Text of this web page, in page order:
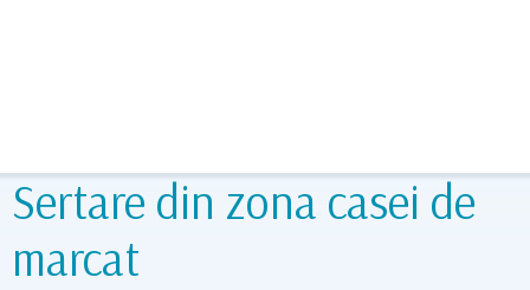
Sertare din zona casei de
marcat